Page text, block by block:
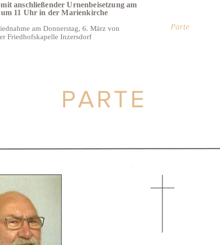
PARTE
am Donnerstag, 6. März von
Friedhofskapelle Inzersdorf
anschließender Urnenbeisetzung am
11 Uhr in der Marienkirche
Parte